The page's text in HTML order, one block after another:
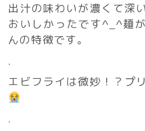
出汁の味わいが濃くて深
おいしかったです^_^麺
んの特徴です。
.
エビフライは微妙！？プ
.